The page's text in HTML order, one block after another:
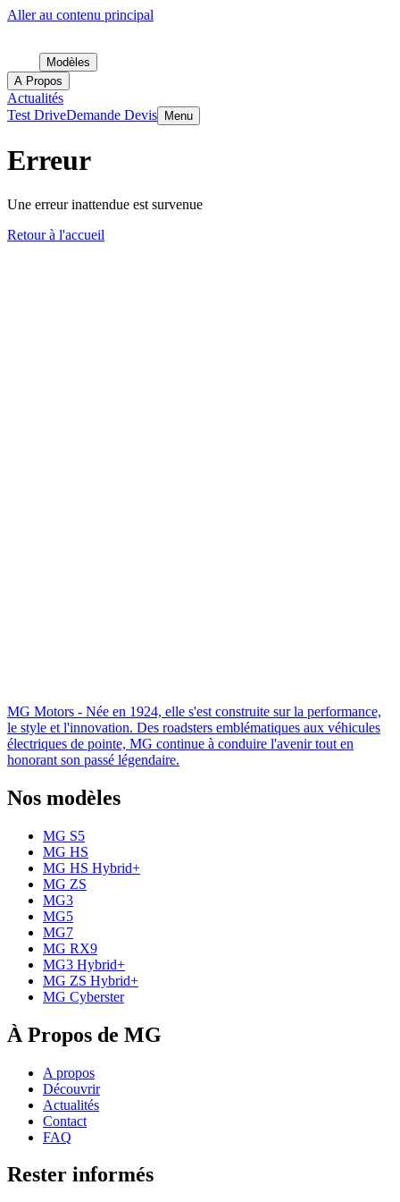
Aller au contenu principal
Modèles
A Propos
Actualités
Test DriveDemande Devis Menu
Erreur
Une erreur inattendue est survenue
Retour à l'accueil
MG Motors - Née en 1924, elle s'est construite sur la performance,
le style et l'innovation. Des roadsters emblématiques aux véhicules
électriques de pointe, MG continue à conduire l'avenir tout en
honorant son passé légendaire.
Nos modèles
MG S5
MG HS
MG HS Hybrid+
MG ZS
MG3
MG5
MG7
MG RX9
MG3 Hybrid+
MG ZS Hybrid+
MG Cyberster
À Propos de MG
A propos
Découvrir
Actualités
Contact
FAQ
Rester informés